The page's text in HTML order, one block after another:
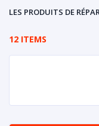
LES PRODUITS DE
12 ITEMS